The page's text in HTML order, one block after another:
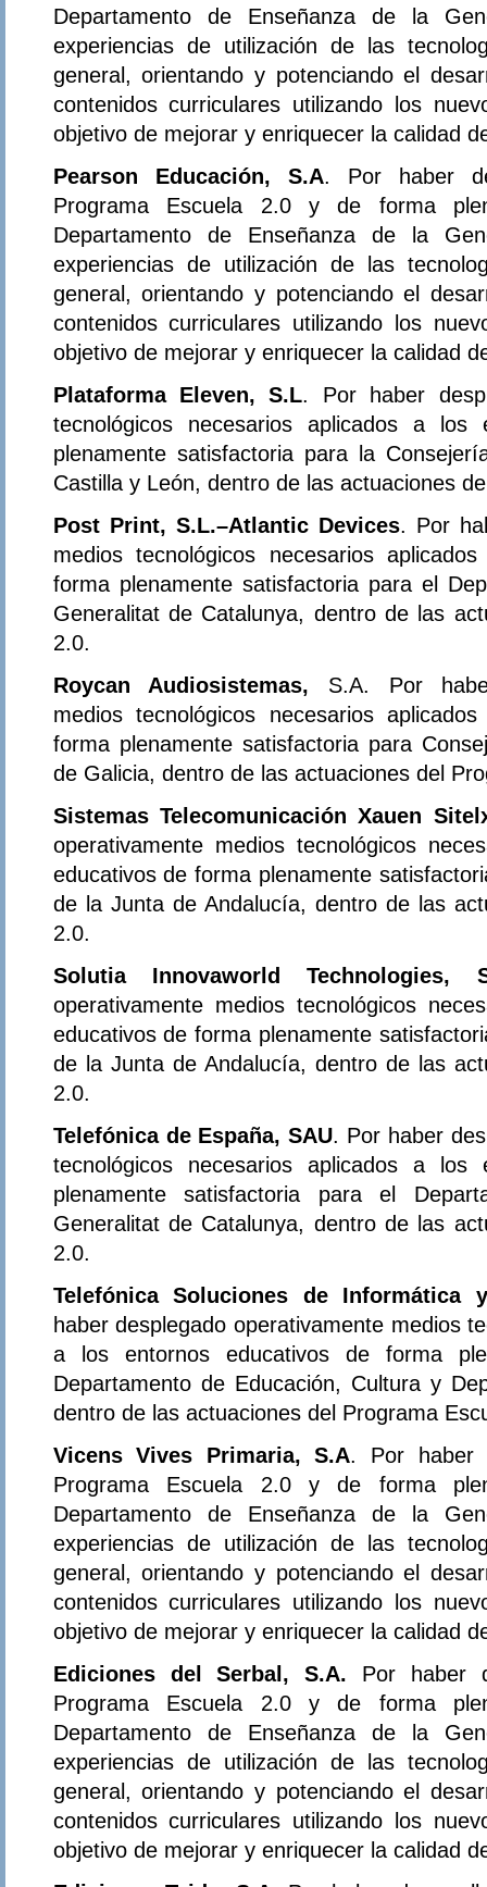
Departamento de Enseñanza de la
experiencias de utilización de las
general, orientando y potenciando el
contenidos curriculares utilizando los
objetivo de mejorar y enriquecer la calidad
Pearson Educación, S.A. Por haber
Programa Escuela 2.0 y de forma
Departamento de Enseñanza de la
experiencias de utilización de las
general, orientando y potenciando el
contenidos curriculares utilizando los
objetivo de mejorar y enriquecer la calidad
Plataforma Eleven, S.L. Por haber
tecnológicos necesarios aplicados a los
plenamente satisfactoria para la
Castilla y León, dentro de las actuaciones
Post Print, S.L.–Atlantic Devices. Por
medios tecnológicos necesarios
forma plenamente satisfactoria para el
Generalitat de Catalunya, dentro de las
2.0.
Roycan Audiosistemas, S.A. Por
medios tecnológicos necesarios
forma plenamente satisfactoria para
de Galicia, dentro de las actuaciones del
Sistemas Telecomunicación Xauen
operativamente medios tecnológicos
educativos de forma plenamente
de la Junta de Andalucía, dentro de las
2.0.
Solutia Innovaworld Technologies,
operativamente medios tecnológicos
educativos de forma plenamente
de la Junta de Andalucía, dentro de las
2.0.
Telefónica de España, SAU. Por haber
tecnológicos necesarios aplicados a los
plenamente satisfactoria para el
Generalitat de Catalunya, dentro de las
2.0.
Telefónica Soluciones de Informática
haber desplegado operativamente medios
a los entornos educativos de forma
Departamento de Educación, Cultura y
dentro de las actuaciones del Programa
Vicens Vives Primaria, S.A. Por haber
Programa Escuela 2.0 y de forma
Departamento de Enseñanza de la
experiencias de utilización de las
general, orientando y potenciando el
contenidos curriculares utilizando los
objetivo de mejorar y enriquecer la calidad
Ediciones del Serbal, S.A. Por haber
Programa Escuela 2.0 y de forma
Departamento de Enseñanza de la
experiencias de utilización de las
general, orientando y potenciando el
contenidos curriculares utilizando los
objetivo de mejorar y enriquecer la calidad